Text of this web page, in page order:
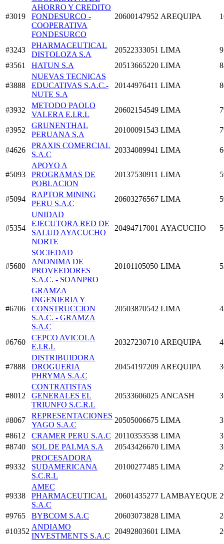
#3019
AHORRO Y CREDITO
FONDESURCO -
COOPERATIVA
FONDESURCO
20600147952 AREQUIPA
#3243
PHARMACEUTICAL
DISTOLOZA S.A
20522333051 LIMA
#3561
HATUN S.A 20513665220 LIMA
#3888
NUEVAS TECNICAS
EDUCATIVAS S.A.C.-
NUTE S.A
20144976411 LIMA
#3932
METODO PAOLO
VALERA E.I.R.L
20602154549 LIMA
#3952
GRUNENTHAL
PERUANA S.A
20100091543 LIMA
#4626
PRAXIS COMERCIAL
S.A.C
20334089941 LIMA
#5093
APOYO A
PROGRAMAS DE
POBLACION
20137530911 LIMA
#5094
RAPTOR MINING
PERU S.A.C
20603276567 LIMA
#5354
UNIDAD
EJECUTORA RED DE
SALUD AYACUCHO
NORTE
20494717001 AYACUCHO
#5680
SOCIEDAD
ANONIMA DE
PROVEEDORES
S.A.C. - SOANPRO
20101105050 LIMA
#6706
GRAMZA
INGENIERIA Y
CONSTRUCCION
S.A.C. - GRAMZA
S.A.C
20503870542 LIMA
#6760
CEPCO AVICOLA
E.I.R.L
20327230710 AREQUIPA
#7888
DISTRIBUIDORA
DROGUERIA
PHRYMA S.A.C
20454197209 AREQUIPA
#8012
CONTRATISTAS
GENERALES EL
TRIUNFO S.C.R.L
20533606025 ANCASH
#8067
REPRESENTACIONES
YAGO S.A.C
20505006675 LIMA
#8612
CRAMER PERU S.A.C 20110353538 LIMA
#8740
SOL DE PALMA S.A 20543426670 LIMA
#9332
PROCESADORA
SUDAMERICANA
S.C.R.L
20100277485 LIMA
#9338
AMEC
PHARMACEUTICAL
S.A.C
20601435277 LAMBAYEQUE
#9765 BYBCOM S.A.C 20603073828 LIMA
#10352
ANDIAMO
INVESTMENTS S.A.C
20492803601 LIMA